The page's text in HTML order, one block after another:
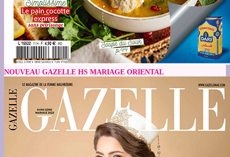
NOUVEAU GAZELLE HS MARIAGE ORIENTAL